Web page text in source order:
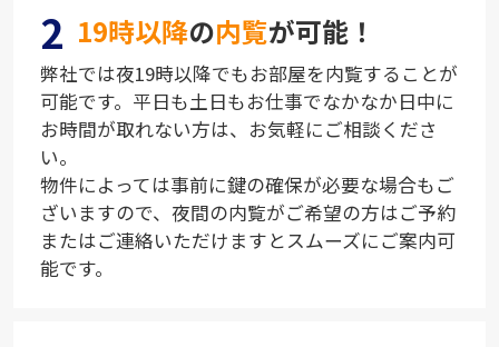
2 19時以降の内覧が可能！
弊社では夜19時以降でもお部屋を内覧することが
可能です。平日も土日もお仕事でなかなか日中に
お時間が取れない方は、お気軽にご相談くださ
い。
物件によっては事前に鍵の確保が必要な場合もご
ざいますので、夜間の内覧がご希望の方はご予約
またはご連絡いただけますとスムーズにご案内可
能です。